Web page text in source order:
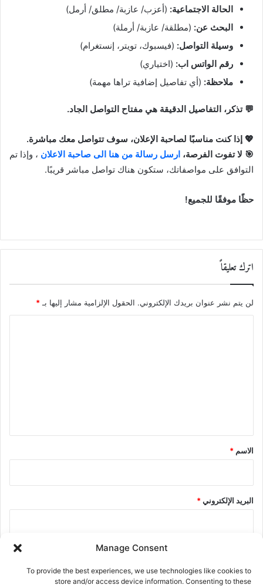
Manage Consent
To provide the best experiences, we use technologies like cookies to
store and/or access device information. Consenting to these
الحالة الاجتماعية: (أعزب/ عازبة/ مطلق/ أرمل)
البحث عن: (مطلقة/ عازبة/ أرملة)
وسيلة التواصل: (فيسبوك، تويتر، إنستغرام)
رقم الواتس اب: (اختياري)
ملاحظة: (أي تفاصيل إضافية تراها مهمة)
💬 تذكر، التفاصيل الدقيقة هي مفتاح التواصل الجاد.
💖 إذا كنت مناسبًا لصاحبة الإعلان، سوف تتواصل معك مباشرة.
🎯 لا تفوت الفرصة، ارسل رسالة من هنا الى صاحبة الاعلان ، وإذا تم
التوافق على مواصفاتك، ستكون هناك تواصل مباشر قريبًا.
حظًا موفقًا للجميع!
اترك تعليقاً
لن يتم نشر عنوان بريدك الإلكتروني. الحقول الإلزامية مشار إليها بـ *
*
الاسم *
البريد الإلكتروني*